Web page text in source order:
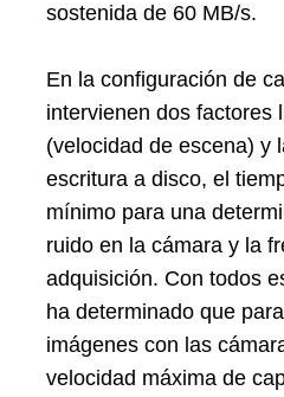
sostenida de 60 MB/s.
En la configuración de
intervienen dos factores
(velocidad de escena) y
escritura a disco, el
mínimo para una
ruido en la cámara y la
adquisición. Con todos
ha determinado que
imágenes con las
velocidad máxima de